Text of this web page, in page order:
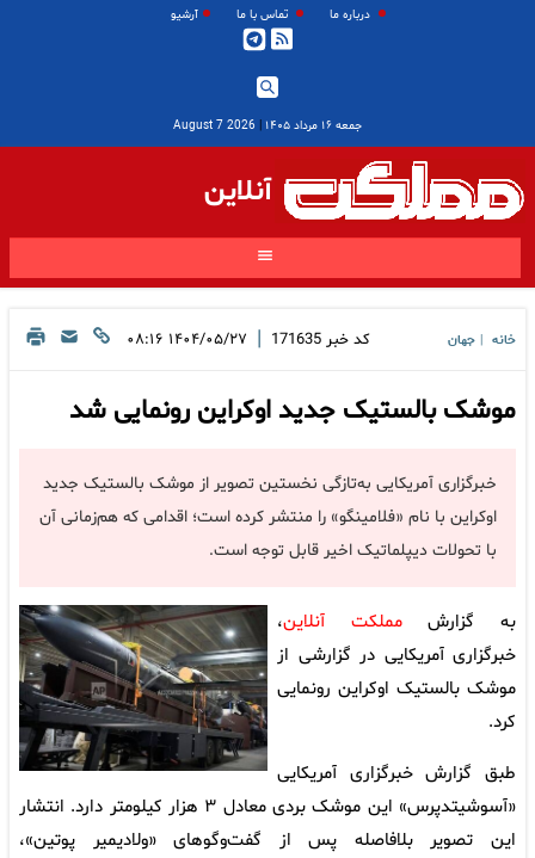
درباره ما تماس با ما آرشیو
جمعه ۱۶ مرداد ۱۴۰۵ |
2026 August 7
آنلاین
خانه جهان کد خبر 171635
| ۱۴۰۴/۰۵/۲۷ ۰۸:۱۶
موشک بالستیک جدید اوکراین رونمایی شد
خبرگزاری آمریکایی به‌تازگی نخستین تصویر از موشک بالستیک جدید
اوکراین با نام «فلامینگو» را منتشر کرده است؛ اقدامی که هم‌زمانی آن
با تحولات دیپلماتیک اخیر قابل توجه است.
به گزارشمملکت آنلاین،
خبرگزاری آمریکایی در گزارشی از
موشک بالستیک اوکراین رونمایی
کرد.
طبق گزارش خبرگزاری آمریکایی
«آسوشیتدپرس» این موشک بردی معادل ۳ هزار کیلومتر دارد. انتشار
این تصویر بلافاصله پس از گفت‌وگوهای «ولادیمیر پوتین»،